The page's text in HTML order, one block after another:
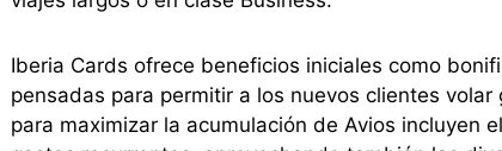
Iberia Cards ofrece beneficios iniciales como
pensadas para permitir a los nuevos clientes
para maximizar la acumulación de Avios incluyen